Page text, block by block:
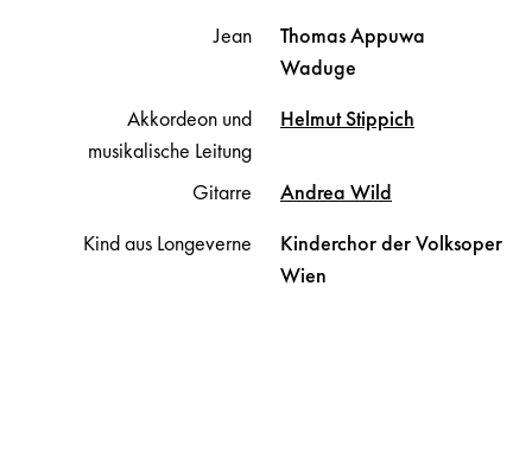
Jean
ThomasAppuwa
Waduge
Akkordeon und
musikalische Leitung
HelmutStippich
Gitarre Andrea Wild
Kind aus Longeverne
Kinderchor der Volksoper
Wien